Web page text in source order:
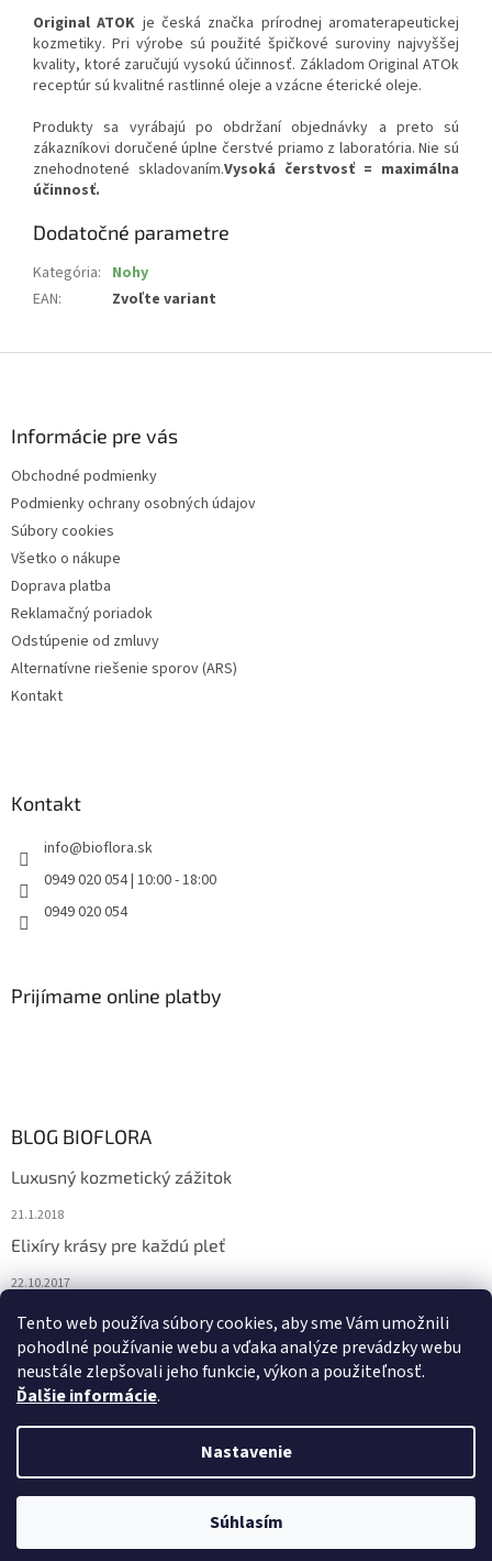
Tento web používa súbory cookies, aby sme Vám umožnili
pohodlné používanie webu a vďaka analýze prevádzky webu
neustále zlepšovali jeho funkcie, výkon a použiteľnosť.
Ďalšie informácie.
Nastavenie
Súhlasím
Original ATOK je česká značka prírodnej aromaterapeutickej
kozmetiky. Pri výrobe sú použité špičkové suroviny najvyššej
kvality, ktoré zaručujú vysokú účinnosť. Základom Original ATOk
receptúr sú kvalitné rastlinné oleje a vzácne éterické oleje.
Produkty sa vyrábajú po obdržaní objednávky a preto sú
zákazníkovi doručené úplne čerstvé priamo z laboratória. Nie sú
znehodnotené skladovaním.Vysoká čerstvosť = maximálna
účinnosť.
Dodatočné parametre
Kategória: Nohy
EAN: Zvoľte variant
Informácie pre vás
Obchodné podmienky
Podmienky ochrany osobných údajov
Súbory cookies
Všetko o nákupe
Doprava platba
Reklamačný poriadok
Odstúpenie od zmluvy
Alternatívne riešenie sporov (ARS)
Kontakt
Kontakt
info@bioflora.sk
0949 020 054 | 10:00 - 18:00
0949 020 054
Prijímame online platby
BLOG BIOFLORA
Luxusný kozmetický zážitok
21.1.2018
Elixíry krásy pre každú pleť
22.10.2017
Spoznajte prírodnú kozmetiku Sante
10.10.2017
Copyright 2026Bioflora.sk. Všetky práva vyhradené.Upraviť
nastavenie cookies